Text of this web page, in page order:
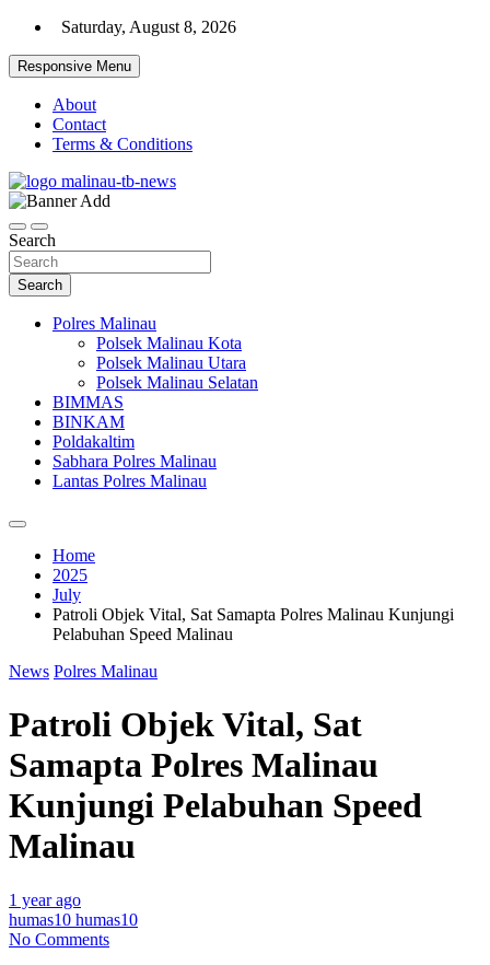
Skip
content
Saturday, August 8, 2026
Responsive Menu
About
Contact
Terms & Conditions
Pelangiresmalinau.com
Search
Search
Polres Malinau
Polsek Malinau Kota
Polsek Malinau Utara
Polsek Malinau Selatan
BIMMAS
BINKAM
Poldakaltim
Sabhara Polres Malinau
Lantas Polres Malinau
Home
2025
July
Patroli Objek Vital, Sat Samapta Polres Malinau Kunjungi
Pelabuhan Speed Malinau
News Polres Malinau
Patroli Objek Vital, Sat
Samapta Polres Malinau
Kunjungi Pelabuhan Speed
Malinau
1 year ago
humas10 humas10
No Comments